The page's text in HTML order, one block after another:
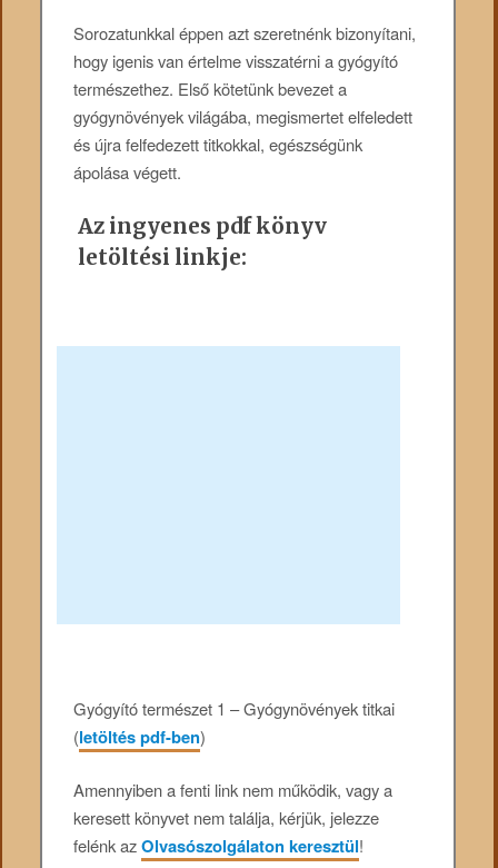
Sorozatunkkal éppen azt szeretnénk bizonyítani,
hogy igenis van értelme visszatérni a gyógyító
természethez. Első kötetünk bevezet a
gyógynövények világába, megismertet elfeledett
és újra felfedezett titkokkal, egészségünk
ápolása végett.
Az ingyenes pdf könyv
letöltési linkje:
Gyógyító természet 1 – Gyógynövények titkai
(letöltés pdf-ben)
Amennyiben a fenti link nem működik, vagy a
keresett könyvet nem találja, kérjük, jelezze
felénk azOlvasószolgálaton keresztül!